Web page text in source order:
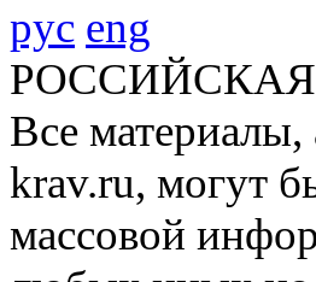
рус eng
Все материалы,
krav.ru, могут
массовой